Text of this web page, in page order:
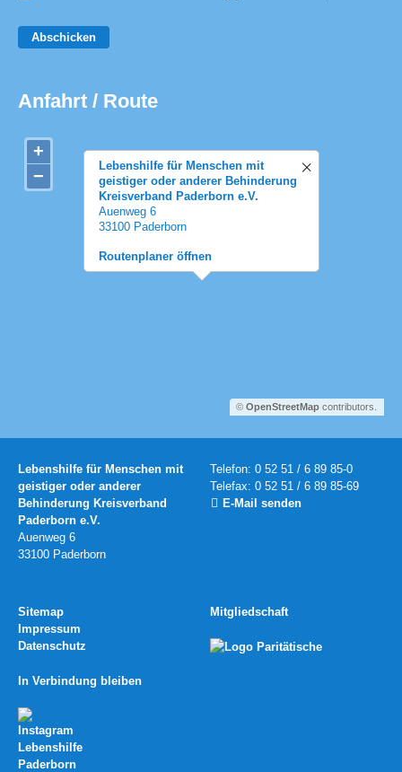
Abschicken
Anfahrt / Route
Lebenshilfe für Menschen mit
geistiger oder anderer Behinderung
Kreisverband Paderborn e.V.
Auenweg 6
33100 Paderborn
Routenplaner öffnen
+
−
©OpenStreetMap contributors.
Lebenshilfe für Menschen mit
geistiger oder anderer
Behinderung Kreisverband
Paderborn e.V.
Auenweg 6
33100 Paderborn
Telefon: 0 52 51 / 6 89 85-0
Telefax: 0 52 51 / 6 89 85-69
E-Mail senden
Sitemap
Impressum
Datenschutz
In Verbindung bleiben
Mitgliedschaft